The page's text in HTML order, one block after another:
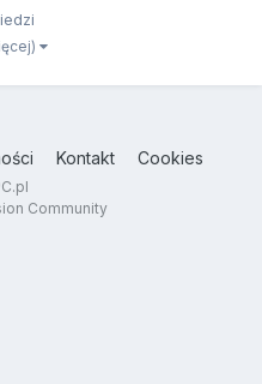
Athlon x3, 4 GB RAM,
pieniądze w tą grę?
Kontakt Cookies
Community